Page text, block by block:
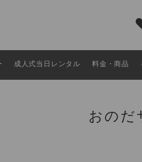
成人式当日レンタル 料金・商品
おのだ